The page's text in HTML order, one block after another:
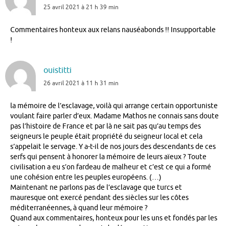
25 avril 2021 à 21 h 39 min
Commentaires honteux aux relans nauséabonds !! Insupportable
!
ouistitti
26 avril 2021 à 11 h 31 min
la mémoire de l’esclavage, voilà qui arrange certain opportuniste
voulant faire parler d’eux. Madame Mathos ne connais sans doute
pas l’histoire de France et par là ne sait pas qu’au temps des
seigneurs le peuple était propriété du seigneur local et cela
s’appelait le servage. Y a-t-il de nos jours des descendants de ces
serfs qui pensent à honorer la mémoire de leurs aïeux ? Toute
civilisation a eu s’on fardeau de malheur et c’est ce qui a formé
une cohésion entre les peuples européens. (…)
Maintenant ne parlons pas de l’esclavage que turcs et
mauresque ont exercé pendant des siècles sur les côtes
méditerranéennes, à quand leur mémoire ?
Quand aux commentaires, honteux pour les uns et fondés par les